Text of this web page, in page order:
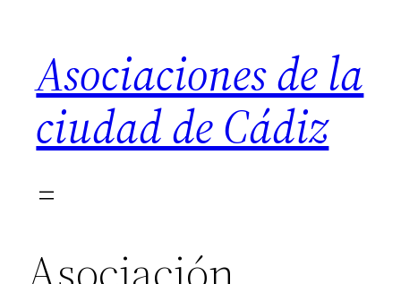
contenido
Asociaciones de la
ciudad de Cádiz